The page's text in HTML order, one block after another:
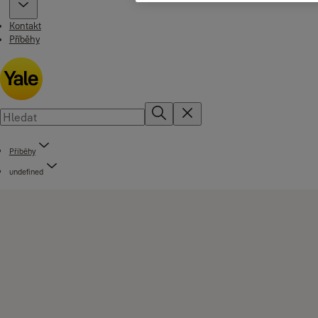
Kontakt
Příběhy
Příběhy
undefined